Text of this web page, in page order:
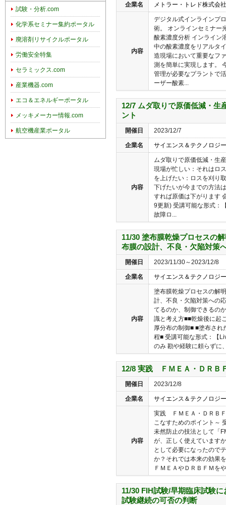
企業名 メトラー・トレド株式会社
内容
デジタル式インラインプ
術。 オンラインセミナー
酸素濃度分析 インライン
中の酸素濃度をリアルタ
造現場において重要なフ
測を簡単に実現します。
管理が必要なプラントで
ーザー酸素...
12/7 ムダ取りで原価低減・生
ント
開催日 2023/12/7
企業名 サイエンス＆テクノロジ
内容
ムダ取りで原価低減・生
現場が忙しい：それはロ
を上げたい：ロスを刈り
下げたいが今までの方法
すれば原価は下がります
9更新) 受講可能な形式：
故障ロ...
11/30 塗布膜乾燥プロセスの
布膜の設計、不良・欠陥対策
開催日 2023/11/30～2023/12/8
企業名 サイエンス＆テクノロジ
内容
塗布膜乾燥プロセスの解
計、不良・欠陥対策への
てるのか、制御できるの
識と考え方■■乾燥後に起
厚分布の制御■ ■塗布され
程■ 受講可能な形式：【
のみ 勘や経験に頼らずに
12/8 実践 ＦＭＥＡ・ＤＲＢ
開催日 2023/12/8
企業名 サイエンス＆テクノロジ
内容
実践 ＦＭＥＡ・ＤＲＢ
こなすためのポイント～
未然防止の技法として「
が、正しく使えています
として必要になったので
か？それでは本来の効果
ＦＭＥＡやＤＲＢＦＭを
11/30 FIH試験/早期臨床試験
試験継続の可否の判断
試験・分析.com
化学系セミナー集約ポータル
廃溶剤リサイクルポータル
労働安全特集
セラミックス.com
産業機器.com
エコ＆エネルギーポータル
メッキメーカー情報.com
航空機産業ポータル